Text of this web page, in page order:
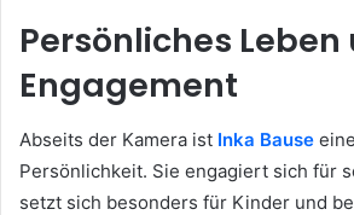
Persönliches Leben
Engagement
Abseits der Kamera ist Inka Bause
Persönlichkeit. Sie engagiert sich für
setzt sich besonders für Kinder und